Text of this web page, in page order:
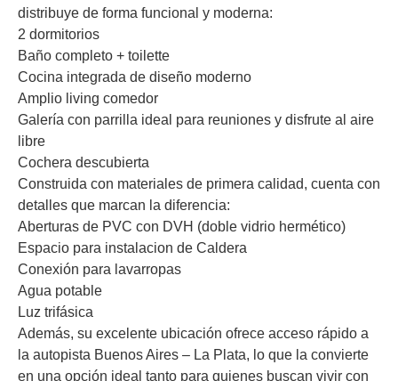
distribuye de forma funcional y moderna:
2 dormitorios
Baño completo + toilette
Cocina integrada de diseño moderno
Amplio living comedor
Galería con parrilla ideal para reuniones y disfrute al aire
libre
Cochera descubierta
Construida con materiales de primera calidad, cuenta con
detalles que marcan la diferencia:
Aberturas de PVC con DVH (doble vidrio hermético)
Espacio para instalacion de Caldera
Conexión para lavarropas
Agua potable
Luz trifásica
Además, su excelente ubicación ofrece acceso rápido a
la autopista Buenos Aires – La Plata, lo que la convierte
en una opción ideal tanto para quienes buscan vivir con